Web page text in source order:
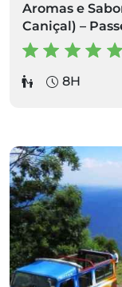
Aromas e
Caniçal) –
8H